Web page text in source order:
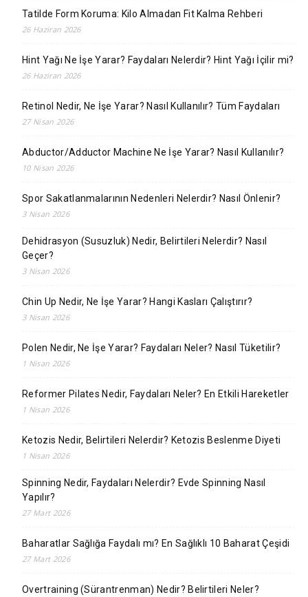
Tatilde Form Koruma: Kilo Almadan Fit Kalma Rehberi
26 Haziran 2026
Hint Yağı Ne İşe Yarar? Faydaları Nelerdir? Hint Yağı İçilir mi?
26 Haziran 2026
Retinol Nedir, Ne İşe Yarar? Nasıl Kullanılır? Tüm Faydaları
27 Nisan 2026
Abductor/Adductor Machine Ne İşe Yarar? Nasıl Kullanılır?
10 Nisan 2026
Spor Sakatlanmalarının Nedenleri Nelerdir? Nasıl Önlenir?
3 Nisan 2026
Dehidrasyon (Susuzluk) Nedir, Belirtileri Nelerdir? Nasıl
Geçer?
3 Nisan 2026
Chin Up Nedir, Ne İşe Yarar? Hangi Kasları Çalıştırır?
3 Nisan 2026
Polen Nedir, Ne İşe Yarar? Faydaları Neler? Nasıl Tüketilir?
1 Nisan 2026
Reformer Pilates Nedir, Faydaları Neler? En Etkili Hareketler
1 Nisan 2026
Ketozis Nedir, Belirtileri Nelerdir? Ketozis Beslenme Diyeti
1 Nisan 2026
Spinning Nedir, Faydaları Nelerdir? Evde Spinning Nasıl
Yapılır?
27 Mart 2026
Baharatlar Sağlığa Faydalı mı? En Sağlıklı 10 Baharat Çeşidi
27 Mart 2026
Overtraining (Sürantrenman) Nedir? Belirtileri Neler?